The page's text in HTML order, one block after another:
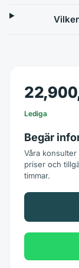
Lediga
Begär
Våra
priser och
timmar.